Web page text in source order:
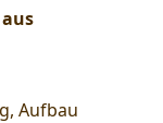
Aufbau